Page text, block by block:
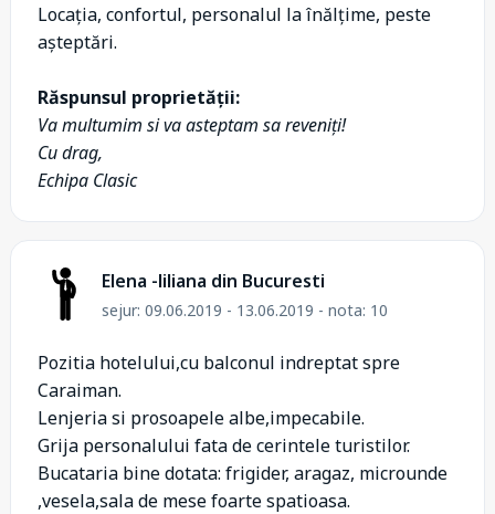
Locația, confortul, personalul la înălțime, peste
așteptări.
Răspunsul proprietății:
Va multumim si va asteptam sa reveniți!
Cu drag,
Echipa Clasic
Elena -liliana din Bucuresti
sejur: 09.06.2019 - 13.06.2019 - nota: 10
Pozitia hotelului,cu balconul indreptat spre
Caraiman.
Lenjeria si prosoapele albe,impecabile.
Grija personalului fata de cerintele turistilor.
Bucataria bine dotata: frigider, aragaz, microunde
,vesela,sala de mese foarte spatioasa.